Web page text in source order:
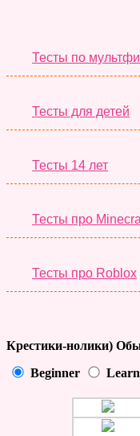
Тесты по
Тесты для детей
Тесты 14 лет
Тесты про
Тесты про Roblox
Крестики-нолики)
Beginner